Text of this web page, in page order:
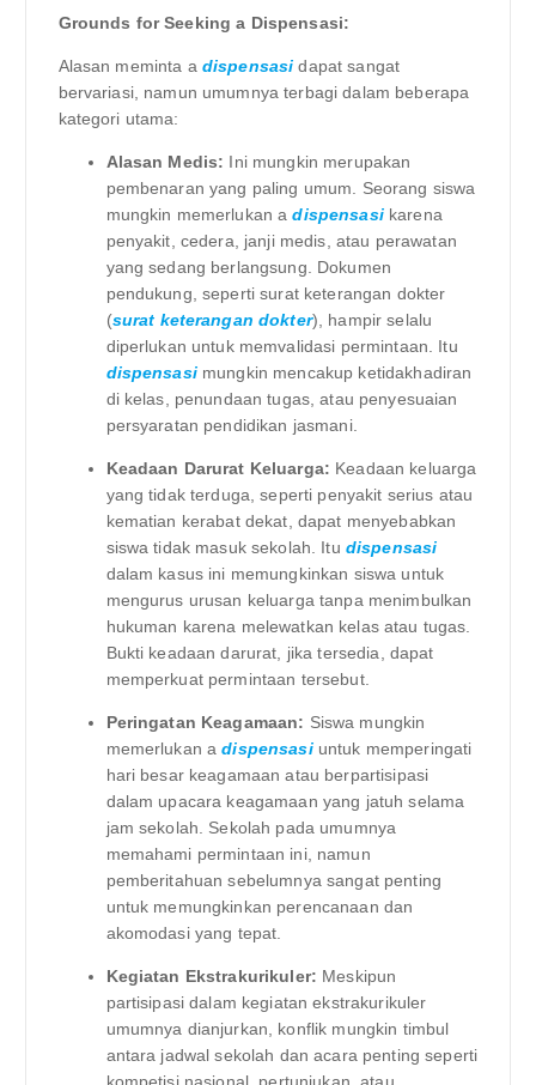
Grounds for Seeking a Dispensasi:
Alasan meminta a dispensasi dapat sangat
bervariasi, namun umumnya terbagi dalam beberapa
kategori utama:
Alasan Medis: Ini mungkin merupakan
pembenaran yang paling umum. Seorang siswa
mungkin memerlukan adispensasikarena
penyakit, cedera, janji medis, atau perawatan
yang sedang berlangsung. Dokumen
pendukung, seperti surat keterangan dokter
(surat keterangan dokter), hampir selalu
diperlukan untuk memvalidasi permintaan. Itu
dispensasimungkin mencakup ketidakhadiran
di kelas, penundaan tugas, atau penyesuaian
persyaratan pendidikan jasmani.
Keadaan Darurat Keluarga: Keadaan keluarga
yang tidak terduga, seperti penyakit serius atau
kematian kerabat dekat, dapat menyebabkan
siswa tidak masuk sekolah. Itu dispensasi
dalam kasus ini memungkinkan siswa untuk
mengurus urusan keluarga tanpa menimbulkan
hukuman karena melewatkan kelas atau tugas.
Bukti keadaan darurat, jika tersedia, dapat
memperkuat permintaan tersebut.
Peringatan Keagamaan: Siswa mungkin
memerlukan adispensasiuntuk memperingati
hari besar keagamaan atau berpartisipasi
dalam upacara keagamaan yang jatuh selama
jam sekolah. Sekolah pada umumnya
memahami permintaan ini, namun
pemberitahuan sebelumnya sangat penting
untuk memungkinkan perencanaan dan
akomodasi yang tepat.
Kegiatan Ekstrakurikuler: Meskipun
partisipasi dalam kegiatan ekstrakurikuler
umumnya dianjurkan, konflik mungkin timbul
antara jadwal sekolah dan acara penting seperti